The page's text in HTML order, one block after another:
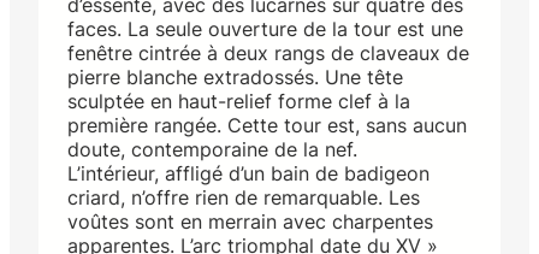
faces. La seule ouverture de la tour est une
fenêtre cintrée à deux rangs de claveaux de
pierre blanche extradossés. Une tête
sculptée en haut-relief forme clef à la
première rangée. Cette tour est, sans aucun
doute, contemporaine de la nef.
L’intérieur, affligé d’un bain de badigeon
criard, n’offre rien de remarquable. Les
voûtes sont en merrain avec charpentes
apparentes. L’arc triomphal date du XV »